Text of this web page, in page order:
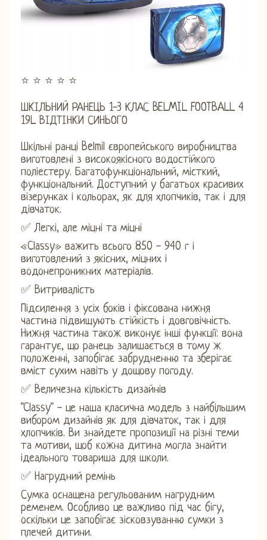
⭐ ⭐ ⭐ ⭐ ⭐
ШКІЛЬНИЙ РАНЕЦЬ 1-3 КЛАС BELMIL FOOTBALL 4
19L ВІДТІНКИ СИНЬОГО
Шкільні ранці Belmil європейського виробництва
виготовлені з високоякісного водостійкого
поліестеру. Багатофункціональний, місткий,
функціональний. Доступний у багатьох красивих
візерунках і кольорах, як для хлопчиків, так і для
дівчаток.
✅ Легкі, але міцні та міцні
«Classy» важить всього 850 - 940 г і
виготовлений з якісних, міцних і
водонепроникних матеріалів.
✅ Витривалість
Підсилення з усіх боків і фіксована нижня
частина підвищують стійкість і довговічність.
Нижня частина також виконує інші функції: вона
гарантує, що ранець залишається в тому ж
положенні, запобігає забрудненню та зберігає
вміст сухим навіть у дощову погоду.
✅ Величезна кількість дизайнів
"Classy" - це наша класична модель з найбільшим
вибором дизайнів як для дівчаток, так і для
хлопчиків. Ви знайдете пропозиції на різні теми
та мотиви, щоб кожна дитина могла знайти
ідеального товариша для школи.
✅ Нагрудний ремінь
Сумка оснащена регульованим нагрудним
ременем. Особливо це важливо під час бігу,
оскільки це запобігає зісковзуванню сумки з
плечей дитини.